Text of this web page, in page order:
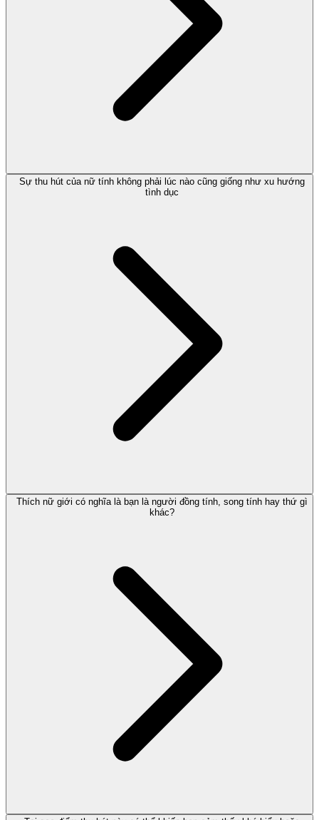
Sự thu hút của nữ tính không phải lúc nào cũng giống như xu hướng
tình dục
Thích nữ giới có nghĩa là bạn là người đồng tính, song tính hay thứ gì
khác?